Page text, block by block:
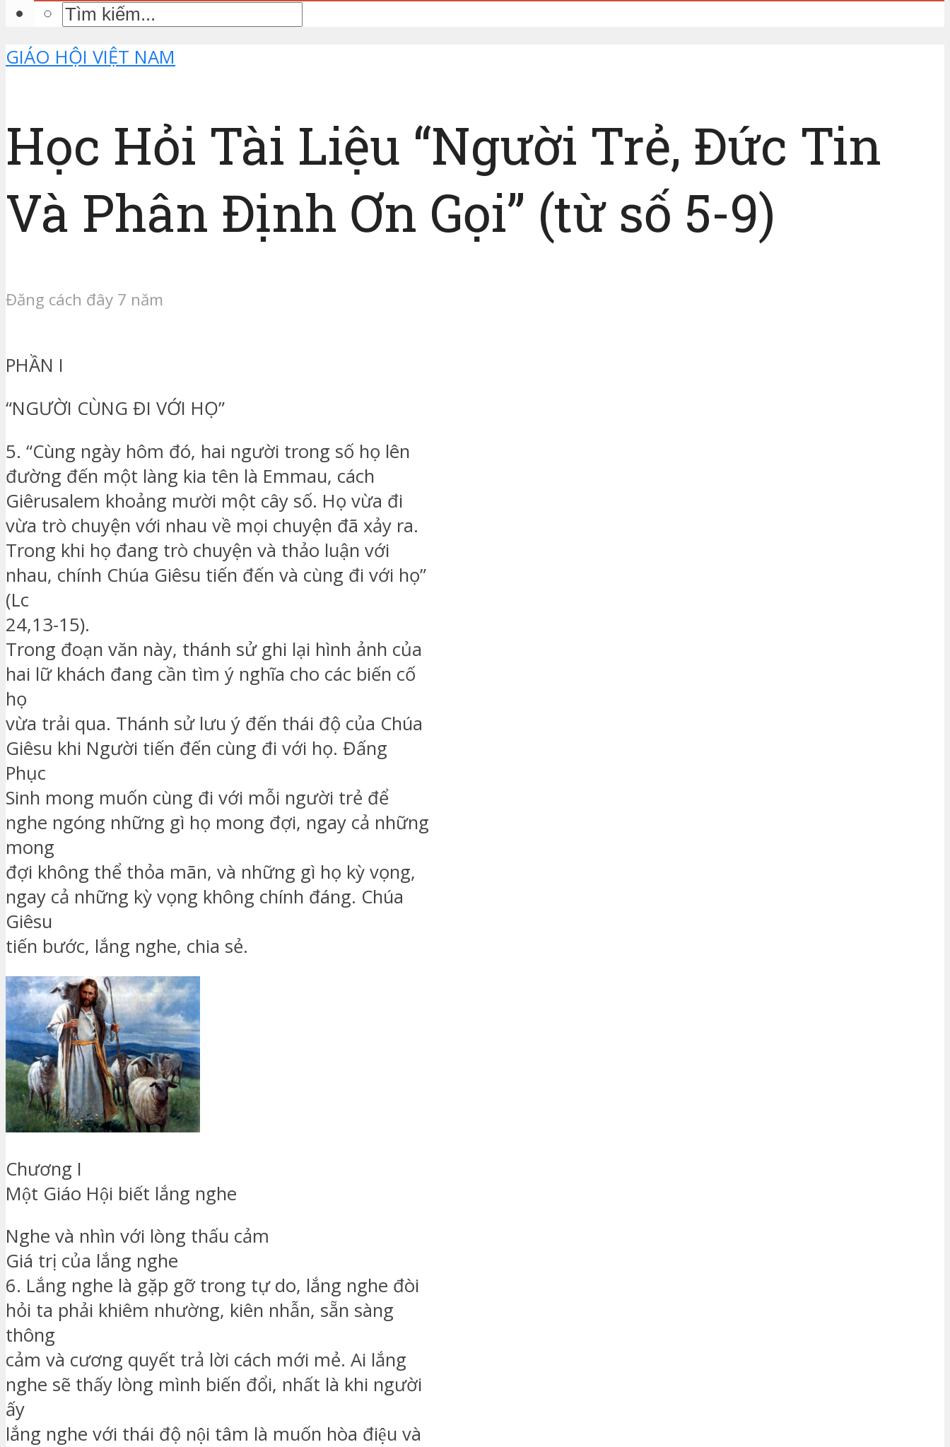
GIÁO HỘI VIỆT NAM
Học Hỏi Tài Liệu “Người Trẻ, Đức Tin
Và Phân Định Ơn Gọi” (từ số 5-9)
Đăng cách đây 7 năm
PHẦN I
“NGƯỜI CÙNG ĐI VỚI HỌ”
5. “Cùng ngày hôm đó, hai người trong số họ lên
đường đến một làng kia tên là Emmau, cách
Giêrusalem khoảng mười một cây số. Họ vừa đi
vừa trò chuyện với nhau về mọi chuyện đã xảy ra.
Trong khi họ đang trò chuyện và thảo luận với
nhau, chính Chúa Giêsu tiến đến và cùng đi với họ”
(Lc
24,13-15).
Trong đoạn văn này, thánh sử ghi lại hình ảnh của
hai lữ khách đang cần tìm ý nghĩa cho các biến cố
họ
vừa trải qua. Thánh sử lưu ý đến thái độ của Chúa
Giêsu khi Người tiến đến cùng đi với họ. Đấng
Phục
Sinh mong muốn cùng đi với mỗi người trẻ để
nghe ngóng những gì họ mong đợi, ngay cả những
mong
đợi không thể thỏa mãn, và những gì họ kỳ vọng,
ngay cả những kỳ vọng không chính đáng. Chúa
Giêsu
tiến bước, lắng nghe, chia sẻ.
Chương I
Một Giáo Hội biết lắng nghe
Nghe và nhìn với lòng thấu cảm
Giá trị của lắng nghe
6. Lắng nghe là gặp gỡ trong tự do, lắng nghe đòi
hỏi ta phải khiêm nhường, kiên nhẫn, sẵn sàng
thông
cảm và cương quyết trả lời cách mới mẻ. Ai lắng
nghe sẽ thấy lòng mình biến đổi, nhất là khi người
ấy
lắng nghe với thái độ nội tâm là muốn hòa điệu và